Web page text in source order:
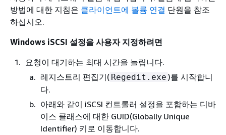
방법에 대한 지침은 클라이언트에 볼륨 연결 단원을 참조
하십시오.
Windows iSCSI 설정을 사용자 지정하려면
요청이 대기하는 최대 시간을 늘립니다.
레지스트리 편집기( Regedit.exe )를 시작합니
다.
아래와 같이 iSCSI 컨트롤러 설정을 포함하는 디바
이스 클래스에 대한 GUID(Globally Unique
Identifier) 키로 이동합니다.